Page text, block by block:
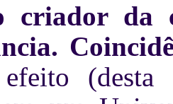
criador da
(desta